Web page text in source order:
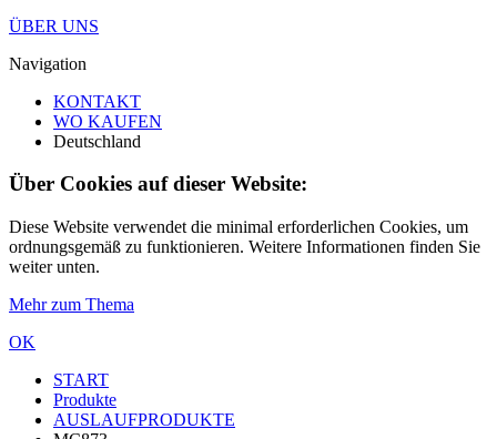
ÜBER UNS
Navigation
KONTAKT
WO KAUFEN
Deutschland
Über Cookies auf dieser Website:
Diese Website verwendet die minimal erforderlichen Cookies, um
ordnungsgemäß zu funktionieren. Weitere Informationen finden Sie
weiter unten.
Mehr zum Thema
OK
START
Produkte
AUSLAUFPRODUKTE